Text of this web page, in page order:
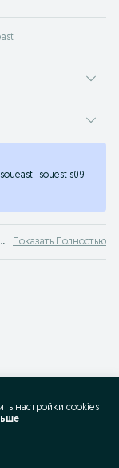
soueast
souest s09
и услуг по выгодным ценам на OLX! Лучшие предложения ждут тебя на OLX.uz! Показать Полностью
настройки cookies